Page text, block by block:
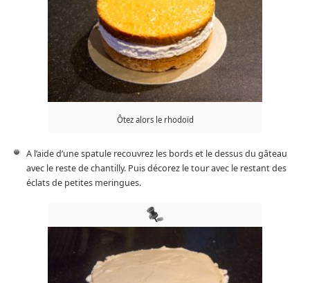
Ôtez alors le rhodoïd
A l’aide d’une spatule recouvrez les bords et le dessus du gâteau
avec le reste de chantilly. Puis décorez le tour avec le restant des
éclats de petites meringues.